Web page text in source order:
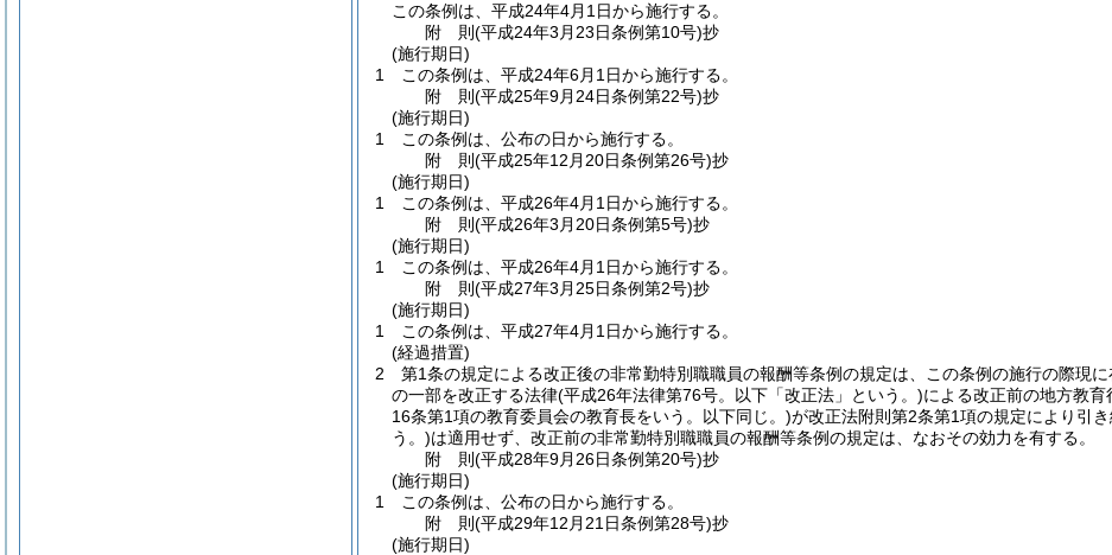
この条例は、平成24年4月1日から施行する。
附 則(平成24年3月23日条例第10号)抄
(施行期日)
1
この条例は、平成24年6月1日から施行する。
附 則(平成25年9月24日条例第22号)抄
(施行期日)
1
この条例は、公布の日から施行する。
附 則(平成25年12月20日条例第26号)抄
(施行期日)
1
この条例は、平成26年4月1日から施行する。
附 則(平成26年3月20日条例第5号)抄
(施行期日)
1
この条例は、平成26年4月1日から施行する。
附 則(平成27年3月25日条例第2号)抄
(施行期日)
1
この条例は、平成27年4月1日から施行する。
(経過措置)
2
第1条の規定による改正後の非常勤特別職職員の報酬等条例の規定は、この条例の施行の際現
の一部を改正する法律(平成26年法律第76号。以下「改正法」という。)による改正前の地方教
16条第1項の教育委員会の教育長をいう。以下同じ。)が改正法附則第2条第1項の規定により引
う。)は適用せず、改正前の非常勤特別職職員の報酬等条例の規定は、なおその効力を有する。
附 則(平成28年9月26日条例第20号)抄
(施行期日)
1
この条例は、公布の日から施行する。
附 則(平成29年12月21日条例第28号)抄
(施行期日)